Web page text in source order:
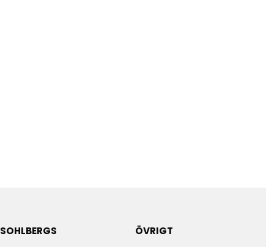
SOHLBERGS ÖVRIGT